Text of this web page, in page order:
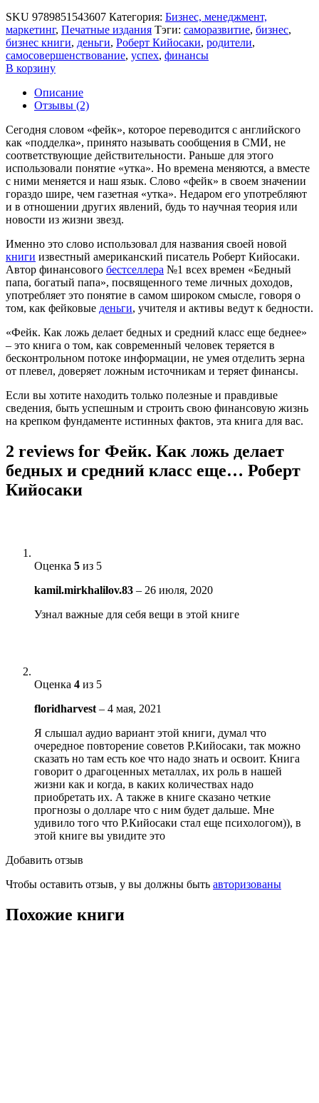
SKU 9789851543607 Категория: Бизнес, менеджмент,
маркетинг, Печатные издания Тэги: cаморазвитие, бизнес,
бизнес книги, деньги, Роберт Кийосаки, родители,
самосовершенствование, успех, финансы
В корзину
Описание
Отзывы (2)
Сегодня словом «фейк», которое переводится с английского
как «подделка», принято называть сообщения в СМИ, не
соответствующие действительности. Раньше для этого
использовали понятие «утка». Но времена меняются, а вместе
с ними меняется и наш язык. Слово «фейк» в своем значении
гораздо шире, чем газетная «утка». Недаром его употребляют
и в отношении других явлений, будь то научная теория или
новости из жизни звезд.
Именно это слово использовал для названия своей новой
книги известный американский писатель Роберт Кийосаки.
Автор финансового бестселлера №1 всех времен «Бедный
папа, богатый папа», посвященного теме личных доходов,
употребляет это понятие в самом широком смысле, говоря о
том, как фейковые деньги, учителя и активы ведут к бедности.
«Фейк. Как ложь делает бедных и средний класс еще беднее»
– это книга о том, как современный человек теряется в
бесконтрольном потоке информации, не умея отделить зерна
от плевел, доверяет ложным источникам и теряет финансы.
Если вы хотите находить только полезные и правдивые
сведения, быть успешным и строить свою финансовую жизнь
на крепком фундаменте истинных фактов, эта книга для вас.
2 reviews for Фейк. Как ложь делает
бедных и средний класс еще… Роберт
Кийосаки
Оценка 5 из 5
kamil.mirkhalilov.83 – 26 июля, 2020
Узнал важные для себя вещи в этой книге
Оценка 4 из 5
floridharvest – 4 мая, 2021
Я слышал аудио вариант этой книги, думал что
очередное повторение советов Р.Кийосаки, так можно
сказать но там есть кое что надо знать и освоит. Книга
говорит о драгоценных металлах, их роль в нашей
жизни как и когда, в каких количествах надо
приобретать их. А также в книге сказано четкие
прогнозы о долларе что с ним будет дальше. Мне
удивило того что Р.Кийосаки стал еще психологом)), в
этой книге вы увидите это
Добавить отзыв
Чтобы оставить отзыв, у вы должны быть авторизованы
Похожие книги